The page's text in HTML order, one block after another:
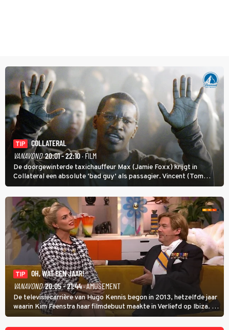
TIP
COLLATERAL
VANAVOND 20:01 - 22:10· FILM
De doorgewinterde taxichauffeur Max (Jamie Foxx) krijgt in
Collateral een absolute ‘bad guy’ als passagier. Vincent (Tom
Cruise) heeft hem nodig om hem de stad door te loodsen om een
wel heel lugubere reden.
TIP
OH, WAT EEN JAAR!
VANAVOND 20:05 - 21:44· AMUSEMENT
De televisiecarrière van Hugo Kennis begon in 2013, hetzelfde jaar
waarin Kim Feenstra haar filmdebuut maakte in Verliefd op Ibiza. In
Oh, Wat een Jaar! wordt duidelijk wat ze nog meer weten van het
jaar waarin ze allebei eindtwintigers waren.